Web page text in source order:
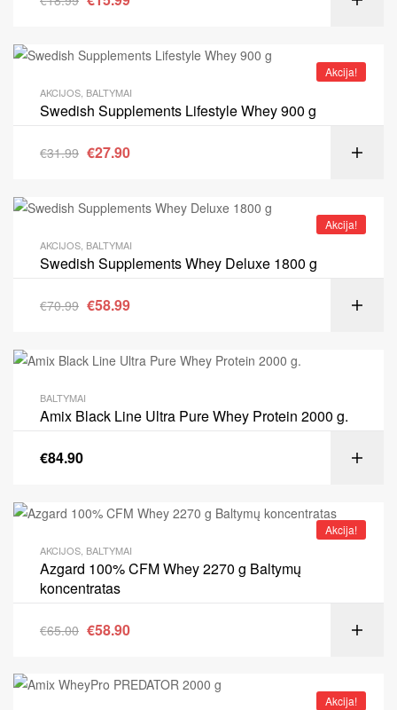
Akcija!
AKCIJOS BALTYMAI
Swedish Supplements Lifestyle Whey 900 g
€31.99 €27.90
Akcija!
AKCIJOS BALTYMAI
Swedish Supplements Whey Deluxe 1800 g
€70.99 €58.99
BALTYMAI
Amix Black Line Ultra Pure Whey Protein 2000 g.
€84.90
Akcija!
AKCIJOS BALTYMAI
Azgard 100% CFM Whey 2270 g Baltymų
koncentratas
€65.00 €58.90
Akcija!